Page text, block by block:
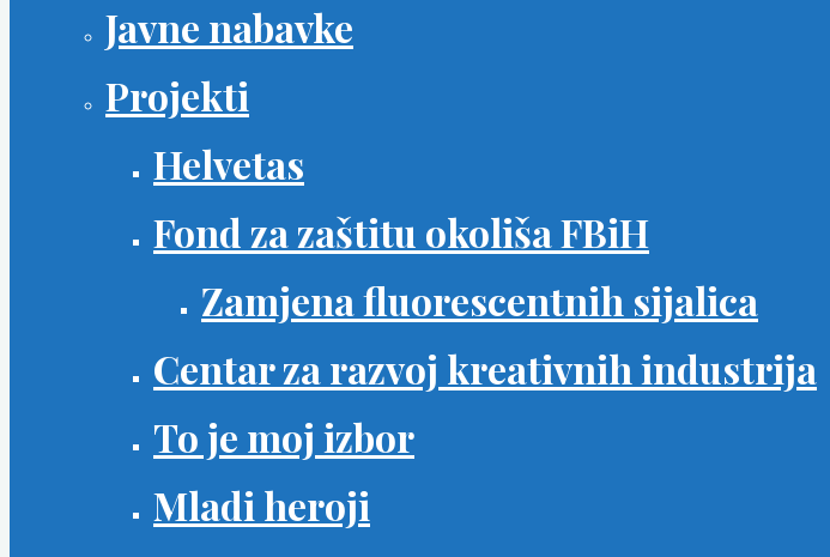
Javne nabavke
Projekti
Helvetas
Fond za zaštitu okoliša FBiH
Zamjena fluorescentnih sijalica
Centar za razvoj kreativnih industrija
To je moj izbor
Mladi heroji